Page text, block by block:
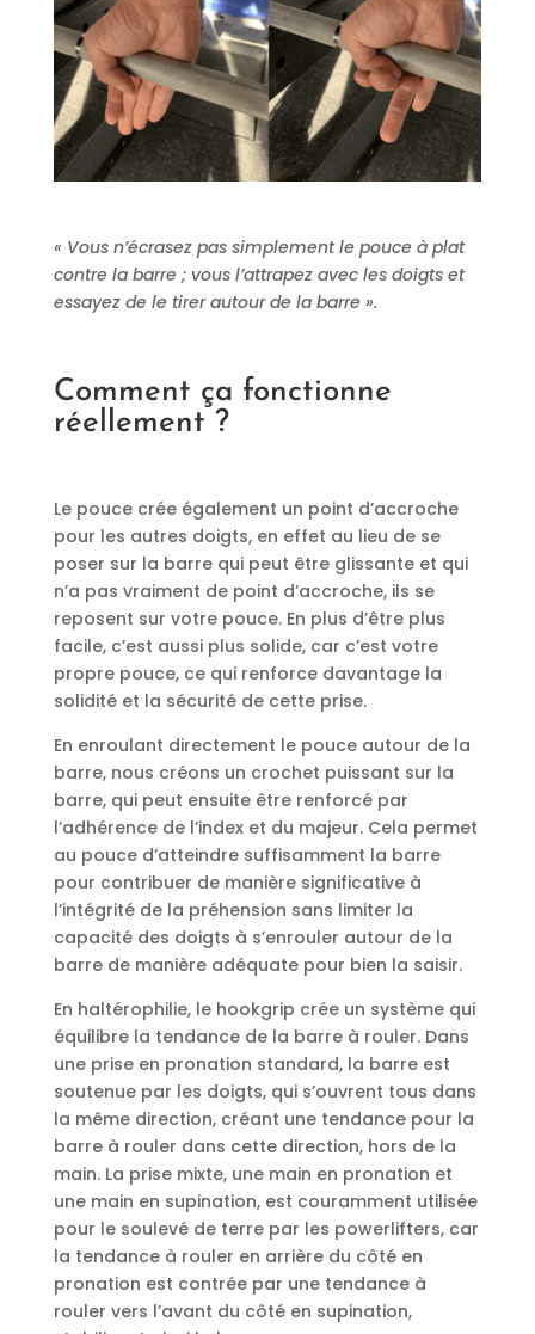
« Vous n’écrasez pas simplement le pouce à plat
contre la barre ; vous l’attrapez avec les doigts et
essayez de le tirer autour de la barre ».
Comment ça fonctionne
réellement ?
Le pouce crée également un point d’accroche
pour les autres doigts, en effet au lieu de se
poser sur la barre qui peut être glissante et qui
n’a pas vraiment de point d’accroche, ils se
reposent sur votre pouce. En plus d’être plus
facile, c’est aussi plus solide, car c’est votre
propre pouce, ce qui renforce davantage la
solidité et la sécurité de cette prise.
En enroulant directement le pouce autour de la
barre, nous créons un crochet puissant sur la
barre, qui peut ensuite être renforcé par
l’adhérence de l’index et du majeur. Cela permet
au pouce d’atteindre suffisamment la barre
pour contribuer de manière significative à
l’intégrité de la préhension sans limiter la
capacité des doigts à s’enrouler autour de la
barre de manière adéquate pour bien la saisir.
En haltérophilie, le hookgrip crée un système qui
équilibre la tendance de la barre à rouler. Dans
une prise en pronation standard, la barre est
soutenue par les doigts, qui s’ouvrent tous dans
la même direction, créant une tendance pour la
barre à rouler dans cette direction, hors de la
main. La prise mixte, une main en pronation et
une main en supination, est couramment utilisée
pour le soulevé de terre par les powerlifters, car
la tendance à rouler en arrière du côté en
pronation est contrée par une tendance à
rouler vers l’avant du côté en supination,